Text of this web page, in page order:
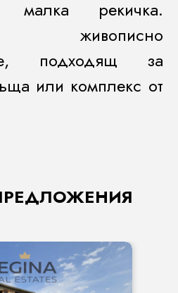
малка рекичка.
живописно
подходящ за
или комплекс от